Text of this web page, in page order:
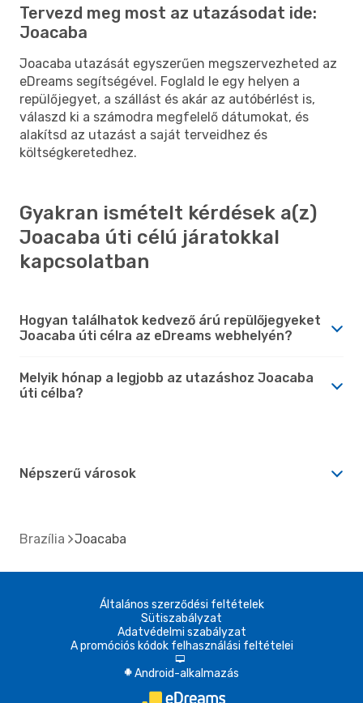
Tervezd meg most az utazásodat ide:
Joacaba
Joacaba utazását egyszerűen megszervezheted az
eDreams segítségével. Foglald le egy helyen a
repülőjegyet, a szállást és akár az autóbérlést is,
válaszd ki a számodra megfelelő dátumokat, és
alakítsd az utazást a saját terveidhez és
költségkeretedhez.
Gyakran ismételt kérdések a(z)
Joacaba úti célú járatokkal
kapcsolatban
Hogyan találhatok kedvező árú repülőjegyeket
Joacaba úti célra az eDreams webhelyén?
Melyik hónap a legjobb az utazáshoz Joacaba
úti célba?
Népszerű városok
Brazília Joacaba
Általános szerződési feltételek
Sütiszabályzat
Adatvédelmi szabályzat
A promóciós kódok felhasználási feltételei
d
A Android-alkalmazás